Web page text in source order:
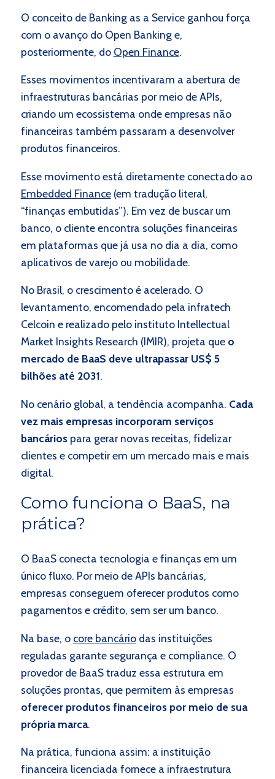
O conceito de Banking as a Service ganhou força
com o avanço do Open Banking e,
posteriormente, do Open Finance.
Esses movimentos incentivaram a abertura de
infraestruturas bancárias por meio de APIs,
criando um ecossistema onde empresas não
financeiras também passaram a desenvolver
produtos financeiros.
Esse movimento está diretamente conectado ao
Embedded Finance(em tradução literal,
“finanças embutidas”). Em vez de buscar um
banco, o cliente encontra soluções financeiras
em plataformas que já usa no dia a dia, como
aplicativos de varejo ou mobilidade.
No Brasil, o crescimento é acelerado. O
levantamento, encomendado pela infratech
Celcoin e realizado pelo instituto Intellectual
Market Insights Research (IMIR), projeta queo
mercado de BaaS deve ultrapassar US$ 5
bilhões até 2031.
No cenário global, a tendência acompanha. Cada
vez mais empresas incorporam serviços
bancáriospara gerar novas receitas, fidelizar
clientes e competir em um mercado mais e mais
digital.
Como funciona o BaaS, na
prática?
O BaaS conecta tecnologia e finanças em um
único fluxo. Por meio de APIs bancárias,
empresas conseguem oferecer produtos como
pagamentos e crédito, sem ser um banco.
Na base, o core bancáriodas instituições
reguladas garante segurança e compliance. O
provedor de BaaS traduz essa estrutura em
soluções prontas, que permitem às empresas
oferecer produtos financeiros por meio de sua
própria marca.
Na prática, funciona assim: a instituição
financeira licenciada fornece a infraestrutura